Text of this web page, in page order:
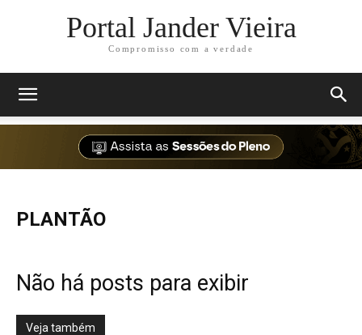
Portal Jander Vieira
Compromisso com a verdade
PLANTÃO
Não há posts para exibir
Veja também